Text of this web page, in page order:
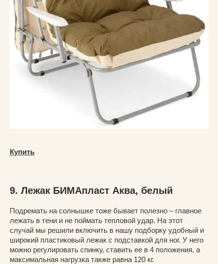
Купить
9. Лежак БИМАпласт Аква, белый
Подремать на солнышке тоже бывает полезно – главное
лежать в тени и не поймать тепловой удар. На этот
случай мы решили включить в нашу подборку удобный и
широкий пластиковый лежак с подставкой для ног. У него
можно регулировать спинку, ставить ее в 4 положения, а
максимальная нагрузка также равна 120 кг.